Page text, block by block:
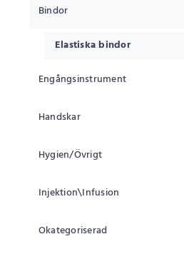
Bindor
Elastiska bindor
Engångsinstrument
Handskar
Hygien/Övrigt
Injektion\Infusion
Okategoriserad